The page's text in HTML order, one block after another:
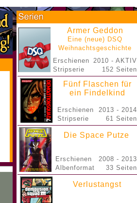
Armer Geddon
Eine (neue) DSQ
Weihnachtsgeschichte
Erschienen
Stripserie
2010 - AKTIV
152 Seiten
Fünf Flaschen für
ein Findelkind
Erschienen
Stripserie
2013 - 2014
61 Seiten
Die Space Putze
Erschienen
Albenformat
2008 - 2013
33 Seiten
Verlustangst